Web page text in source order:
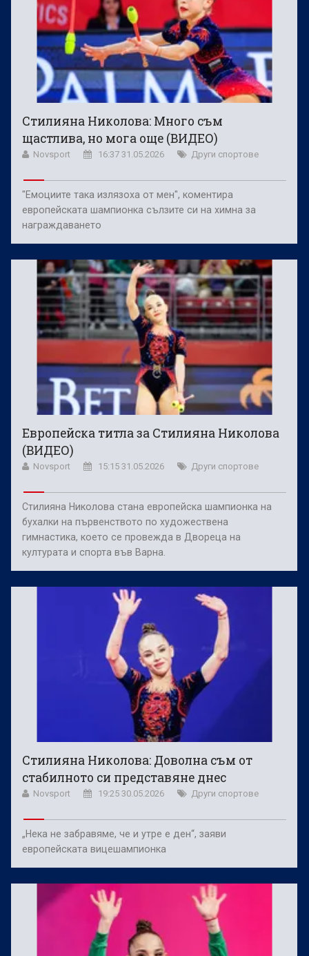
Стилияна Николова: Много съм
щастлива, но мога още (ВИДЕО)
Novsport 16:37 31.05.2026 Други спортове
"Емоциите така излязоха от мен", коментира
европейската шампионка сълзите си на химна за
награждаването
Европейска титла за Стилияна Николова
(ВИДЕО)
Novsport 15:15 31.05.2026 Други спортове
Стилияна Николова стана европейска шампионка на
бухалки на първенството по художествена
гимнастика, което се провежда в Двореца на
културата и спорта във Варна.
Стилияна Николова: Доволна съм от
стабилното си представяне днес
Novsport 19:25 30.05.2026 Други спортове
„Нека не забравяме, че и утре е ден“, заяви
европейската вицешампионка